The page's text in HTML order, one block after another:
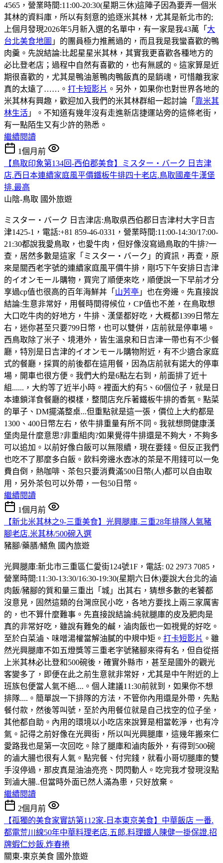
4565，營業時間:11:00-20:30(星期三休)這陣子因為要弄一個米
其林的資料庫，所以有刻意的追逐米其林，尤其是新北市的;
上個月發現2026年5月新入選的名單中，有一家是我43萬「 大
台北美食地圖 」的團員極力推薦過的，而且我是我蠻喜歡的鴨
肉羹。先說結論:比起星星米其林，其實我更喜歡各種地方的
必比登老店；過程中自然有喜歡的，也有無感的。這家算是近
期很喜歡的，尤其是鴨油蔥鴨肉鴨飯真的是銷魂，可惜離我家
真的太遠了……。 打卡短影片 。另外，如果你也對世界各地的
米其林有興趣，歡迎加入我們的米其林群組一起討論「 靠米其
林生活 」。不知道有幾年沒有走進新店捷運站旁的這條老街，
有一點陌生又有少許的熟悉。
繼續閱讀
1個月前
【鳥取印象第134回-西伯郡美食】ミスター・バーク 日吉津
店.西日本連續家庭風平價鐵板牛排四十老店.鳥取國產牛漢堡
排.最高
山陰-鳥取 國外旅遊
ミスター・バーク 日吉津店:鳥取県西伯郡日吉津村大字日吉
津1425-1，電話:+81 859-46-0331，營業時間:11:00-14:30/17:00-
21:30都說我愛鳥取，也愛牛肉，但好像沒寫過鳥取的牛排?一
查，居然多數是這家「ミスター・バーク」的資訊，再查，原
來是關西老字號的連續家庭風平價牛排，剛巧下午安排日吉津
的イオンモール購物，買完了順便來吃，順便說一下早前才分
享過cp值也很高的百年海鮮丼「 山芳亭 」也在旁邊。先直接說
結論:生意非常好，用餐時間得候位，CP值也不差，在鳥取想
大口吃牛肉的好地方，牛排、漢堡都好吃，大概都1399日幣左
右，迷你甚至只要799日幣，也可以雙併，店前就是停車場。
西鳥取除了米子、境港外，皆生溫泉和日吉津一帶也有不少餐
廳，特別是日吉津的イオンモール購物附近，有不少適合家庭
式的餐廳，採買的前後都在這用餐，因為店前就有諾大的停車
場，開車也很方便。我們大約是6點左右到，前面排了近十
組......，大約等了近半小時。裡面大約有5、60個位子，就是日
本連鎖洋食餐廳的模樣，整間店充斥著鐵板牛排的香氣。點菜
的單子、DM擺滿整桌...但重點就是這一張，價位上大約都是
1300、400日幣左右，依牛排重量有所不同。我就想問健康漢
堡肉是什麼意思?非重組肉?如果覺得牛排還是不夠大，不夠多
可以追加。以前好像白飯可以無限續，現在要錢。但反正我們
也吃不了那麼多白飯。飲料旁邊水壺冰的茶是不用錢可以一免
費自倒，熱咖啡、茶包只要消費滿500日幣(人)都可以自由取
用，另外茶包可以外帶，一包50日幣。
繼續閱讀
1個月前
【新北米其林之9-三重美食】光興腿庫.三重28年排隊人氣豬
腳老店.米其林/500碗入選
豬腳/藥膳/鱔魚 國內旅遊
光興腿庫:新北市三重區仁愛街124號1F，電話: 02 2973 7085，
營業時間:11:30-13:30/16:30-19:30(星期六日休)要說大台北的滷
肉飯/豬腳的質和量三重出「城」出其右，猜想多數的老饕都
沒意見，固然這類的台灣庶民小吃，各地方要找上兩三家厲害
的，也不算什麼難事。先直接說結論:純就腿庫的皮及肥肉是
真的非常好吃，雖說有難免的鹹，滷肉飯也一如視覺的好吃。
至於白菜滷、味噌湯權當解油膩的中規中矩。 打卡短影片 。雖
然光興腿庫不如五燈獎等三重老字號豬腳來得有名，但自從搭
上米其林必比登和500碗後，確實外縣市，甚至是國外的觀光
客變多了，即便在此之前生意就非常好，尤其是中午附近的上
班族包便當人氣不絕....。個人建議11:30前就到，如果你不想
排隊....。簡單說一下排隊的方法，不管你內用還是外帶，先點
餐付款，然後等叫號，至於內用餐位就是自己找空的位子坐，
其他都自助。內用的環境以小吃店來說算是相當乾淨，也有冷
氣。記得之前好像在光興街，所以叫光興腿庫，這幾年搬來仁
愛路我也是第一次回吃。除了腿庫和滷肉飯外，有得到500碗
的滷大腸也很有人氣。點完餐、付完錢，就看小哥切腿庫的雙
手沒停過，那皮真是油油亮亮、閃閃動人。吃完我才發現沒點
到滷大腸..但當時外面已然人滿為患，只好放棄。
繼續閱讀
2個月前
【孤獨的美食家實訪第112家-日本東京美食】中華飯店 一番.
都電荒川線50年中華料理老店.五郎.料理鐵人陳健一掛保證.招
牌蝦仁炒飯.炸春捲
關東-東京美食 國外旅遊